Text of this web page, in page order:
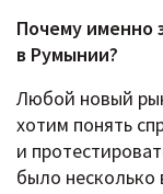
Почему именно
в Румынии?
Любой новый
хотим понять
и
было несколько